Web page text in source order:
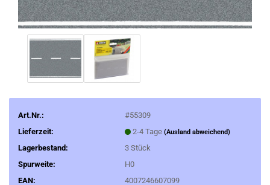
Art.Nr.:
#55309
Lieferzeit:
2-4 Tage (Ausland abweichend)
Lagerbestand: 3 Stück
Spurweite:
H0
EAN:
4007246607099